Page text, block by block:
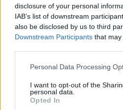
disclosure of your personal
IAB’s list of downstream
also be disclosed by us to third
Downstream Participants that
Please note that this website/app
not limited to your visit or usage
grant or deny consent to Google
use your data for below specified
Personal Data Processing
I want to opt-out of the
personal data.
Opted In
Σχόλια